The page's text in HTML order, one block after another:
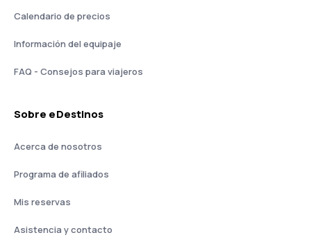
Calendario de precios
Información del equipaje
FAQ - Consejos para viajeros
Sobre eDestinos
Acerca de nosotros
Programa de afiliados
Mis reservas
Asistencia y contacto